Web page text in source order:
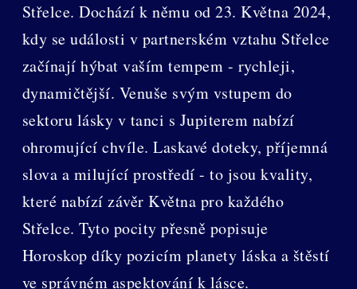
Střelce. Dochází k němu od 23. Května 2024,
kdy se události v partnerském vztahu Střelce
začínají hýbat vaším tempem - rychleji,
dynamičtější. Venuše svým vstupem do
sektoru lásky v tanci s Jupiterem nabízí
ohromující chvíle. Laskavé doteky, příjemná
slova a milující prostředí - to jsou kvality,
které nabízí závěr Května pro každého
Střelce. Tyto pocity přesně popisuje
Horoskop díky pozicím planety láska a štěstí
ve správném aspektování k lásce.